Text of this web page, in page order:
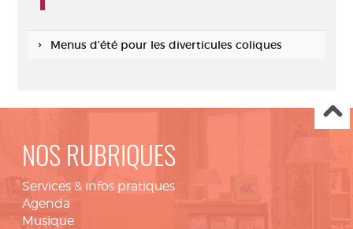
Menus d'été pour les diverticules coliques
NOS RUBRIQUES
Services & infos pratiques
Agenda
Musique